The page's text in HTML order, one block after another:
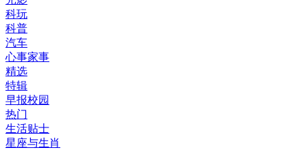
科玩
科普
汽车
心事家事
精选
特辑
早报校园
热门
生活贴士
星座与生肖